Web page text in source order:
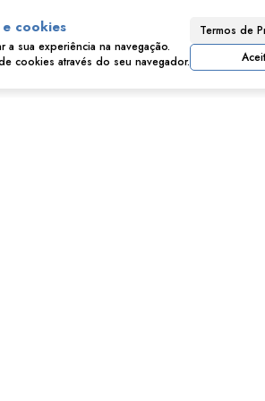
cookies
sua experiência na navegação.
cookies através do seu navegador.
Termos de
nossos Corretores